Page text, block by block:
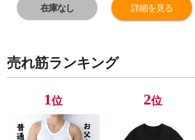
ダーウェア スト
レッチ カジュア
婦人 下着 肌着
new ピンク/チャ
ラック M/L/LL
L6340T-E 涼しい
在庫なし
ダーウェア スト
レッチ カジュア
婦人 下着 肌着
new ピンク/チャ
ラック M/L/LL
詳細を見る
売れ筋ランキング
1位 2位